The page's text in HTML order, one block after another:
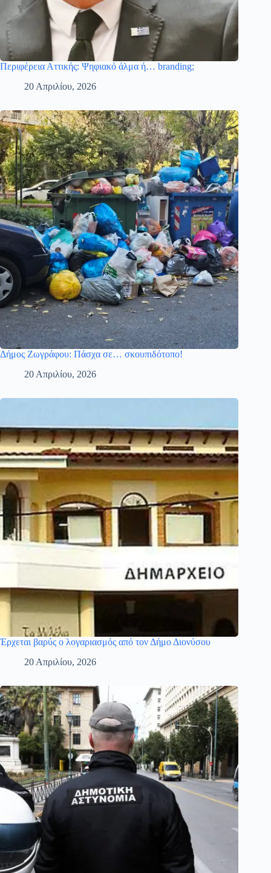
Περιφέρεια Αττικής: Ψηφιακό άλμα ή… branding;
20 Απριλίου, 2026
Δήμος Ζωγράφου: Πάσχα σε… σκουπιδότοπο!
20 Απριλίου, 2026
Έρχεται βαρύς ο λογαριασμός από τον Δήμο Διονύσου
20 Απριλίου, 2026